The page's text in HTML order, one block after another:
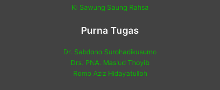
Ki Sawung Saung Rahsa
Purna Tugas
Dr. Sabdono Surohadikusumo
Drs. PNA. Mas'ud Thoyib
Romo Aziz Hidayatulloh